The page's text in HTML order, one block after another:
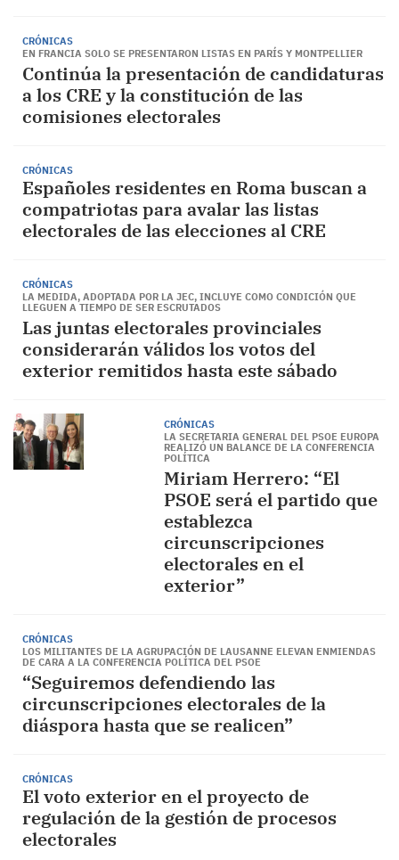
CRÓNICAS
EN FRANCIA SOLO SE PRESENTARON LISTAS EN PARÍS Y MONTPELLIER
Continúa la presentación de candidaturas
a los CRE y la constitución de las
comisiones electorales
CRÓNICAS
Españoles residentes en Roma buscan a
compatriotas para avalar las listas
electorales de las elecciones al CRE
CRÓNICAS
LA MEDIDA, ADOPTADA POR LA JEC, INCLUYE COMO CONDICIÓN QUE
LLEGUEN A TIEMPO DE SER ESCRUTADOS
Las juntas electorales provinciales
considerarán válidos los votos del
exterior remitidos hasta este sábado
CRÓNICAS
LA SECRETARIA GENERAL DEL PSOE EUROPA
REALIZÓ UN BALANCE DE LA CONFERENCIA
POLÍTICA
Miriam Herrero: “El
PSOE será el partido que
establezca
circunscripciones
electorales en el
exterior”
CRÓNICAS
LOS MILITANTES DE LA AGRUPACIÓN DE LAUSANNE ELEVAN ENMIENDAS
DE CARA A LA CONFERENCIA POLÍTICA DEL PSOE
“Seguiremos defendiendo las
circunscripciones electorales de la
diáspora hasta que se realicen”
CRÓNICAS
El voto exterior en el proyecto de
regulación de la gestión de procesos
electorales